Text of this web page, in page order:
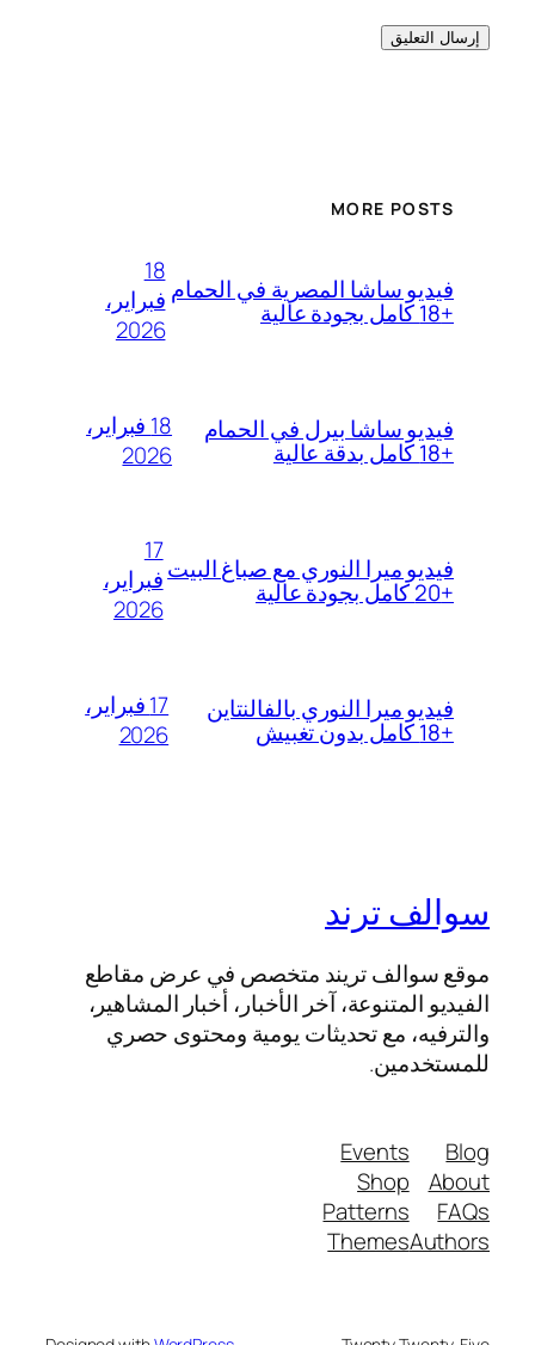
MORE POSTS
فيديو ساشا المصرية في الحمام
+18 كامل بجودة عالية
18
فبراير،
2026
فيديو ساشا بيرل في الحمام
+18 كامل بدقة عالية
18 فبراير،
2026
فيديو ميرا النوري مع صباغ البيت
+20 كامل بجودة عالية
17
فبراير،
2026
فيديو ميرا النوري بالفالنتاين
+18 كامل بدون تغبيش
17 فبراير،
2026
سوالف ترند
موقع سوالف تريند متخصص في عرض مقاطع
الفيديو المتنوعة، آخر الأخبار، أخبار المشاهير،
والترفيه، مع تحديثات يومية ومحتوى حصري
للمستخدمين.
Blog
About
FAQs
Authors
Events
Shop
Patterns
Themes